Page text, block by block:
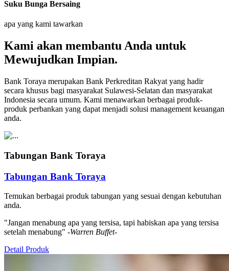
Suku Bunga Bersaing
apa yang kami tawarkan
Kami akan membantu Anda untuk
Mewujudkan Impian.
Bank Toraya merupakan Bank Perkreditan Rakyat yang hadir
secara khusus bagi masyarakat Sulawesi-Selatan dan masyarakat
Indonesia secara umum. Kami menawarkan berbagai produk-
produk perbankan yang dapat menjadi solusi management keuangan
anda.
Tabungan Bank Toraya
Tabungan Bank Toraya
Temukan berbagai produk tabungan yang sesuai dengan kebutuhan
anda.
"Jangan menabung apa yang tersisa, tapi habiskan apa yang tersisa
setelah menabung" -Warren Buffet-
Detail Produk